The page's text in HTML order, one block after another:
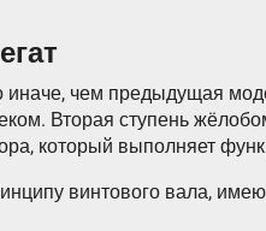
иначе, чем предыдущая
Вторая ступень
который выполняет
винтового вала,